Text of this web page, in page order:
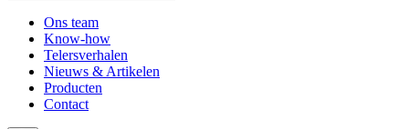
Ons team
Know-how
Telersverhalen
Nieuws & Artikelen
Producten
Contact